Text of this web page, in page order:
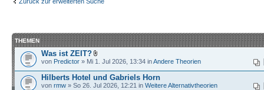
THEMEN
Was ist ZEIT?
von Predictor » Mi 1. Jul 2026, 13:34 inAndere Theorien
Hilberts Hotel und Gabriels Horn
von rmw » So 26. Jul 2026, 12:21 in Weitere Alternativtheorien